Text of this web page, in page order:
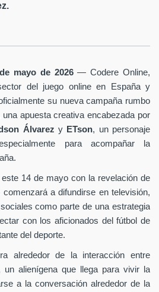
mayo de 2026— Codere Online,
del juego online en España y
su nueva campaña rumbo
apuesta creativa encabezada por
Álvarez yETson, un personaje
para acompañar la
14 de mayo con la revelación de
comenzará a difundirse en televisión,
como parte de una estrategia
con los aficionados del fútbol de
del deporte.
alrededor de la interacción entre
un alienígena que llega para vivir la
a la conversación alrededor de la